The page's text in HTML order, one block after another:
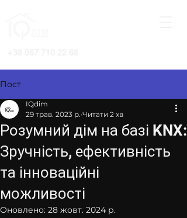
Пост
Розумний дім на базі KNX:
Зручність, ефективність
та інноваційні
можливості
IQdim
29 трав. 2023 р. Читати 2 хв
Оновлено: 28 жовт. 2024 р.